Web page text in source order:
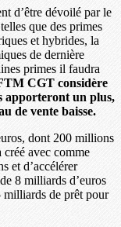
d’être dévoilé par le
que des primes
et hybrides, la
de dernière
primes il faudra
CGT considère
apporteront un plus,
de vente baisse.
dont 200 millions
créé avec comme
et d’accélérer
8 milliards d’euros
milliards de prêt pour